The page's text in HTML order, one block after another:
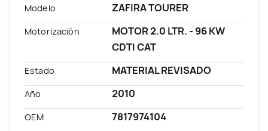
Modelo ZAFIRA TOURER
Motorización
MOTOR 2.0 LTR. - 96 KW
CDTI CAT
Estado MATERIAL REVISADO
Año 2010
OEM 7817974104